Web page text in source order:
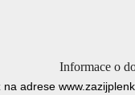
Informace o
adrese